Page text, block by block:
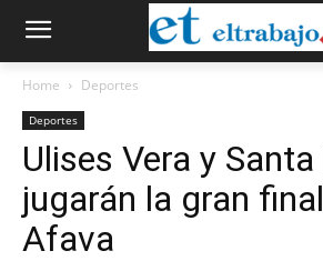
Home Deportes
Deportes
Ulises Vera y
jugarán la gran
Afava